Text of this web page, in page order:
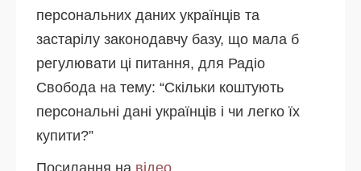
персональних даних українців та
застарілу законодавчу базу, що мала б
регулювати ці питання, для Радіо
Свобода на тему: “Скільки коштують
персональні дані українців і чи легко їх
купити?”
Посилання на відео.